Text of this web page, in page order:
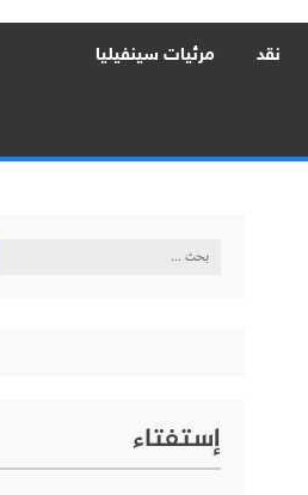
نقد مرئيات سينفيليا
البحث
إستفتاء